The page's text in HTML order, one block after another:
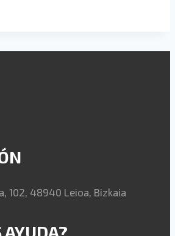
102, 48940 Leioa, Bizkaia
AYUDA?